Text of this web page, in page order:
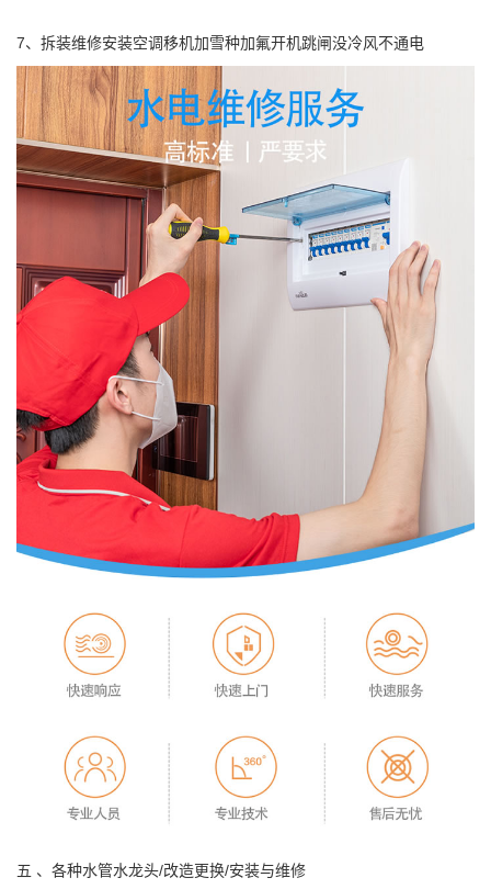
7、拆装维修安装空调移机加雪种加氟开机跳闸没冷风不通电
五 、各种水管水龙头/改造更换/安装与维修